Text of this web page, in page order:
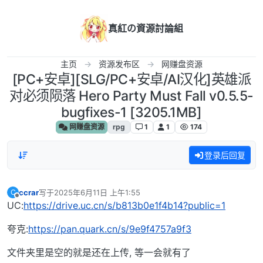
真紅の資源討論組
主页 资源发布区 网赚盘资源
[PC+安卓][SLG/PC+安卓/AI汉化]英雄派
对必须陨落 Hero Party Must Fall v0.5.5-
bugfixes-1 [3205.1MB]
网赚盘资源 rpg 1 1 174
登录后回复
C
离线
ccrar写于2025年6月11日 上午1:55
最后由 编辑
UC:https://drive.uc.cn/s/b813b0e1f4b14?public=1
夸克:https://pan.quark.cn/s/9e9f4757a9f3
文件夹里是空的就是还在上传, 等一会就有了